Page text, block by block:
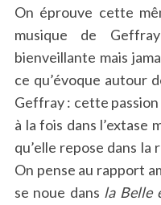
On éprouve cette
musique de
bienveillante mais
ce qu’évoque autour
Geffray : cette passion
à la fois dans l’extase
qu’elle repose dans
On pense au rapport
se noue dans la Belle